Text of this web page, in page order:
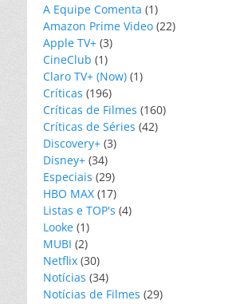
A Equipe Comenta (1)
Amazon Prime Video (22)
Apple TV+ (3)
CineClub (1)
Claro TV+ (Now) (1)
Críticas (196)
Críticas de Filmes (160)
Críticas de Séries (42)
Discovery+ (3)
Disney+ (34)
Especiais (29)
HBO MAX (17)
Listas e TOP's (4)
Looke (1)
MUBI (2)
Netflix (30)
Notícias (34)
Notícias de Filmes (29)